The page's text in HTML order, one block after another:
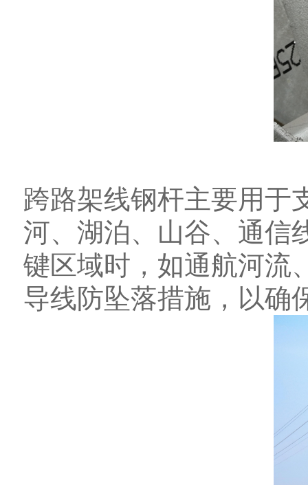
跨路架线钢杆主要用于
河、湖泊、山谷、通信
键区域时，如通航河流
导线防坠落措施，以确